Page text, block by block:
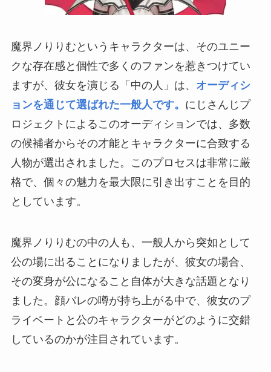
魔界ノりりむというキャラクターは、そのユニー
クな存在感と個性で多くのファンを惹きつけてい
ますが、彼女を演じる「中の人」は、 オーディシ
ョンを通じて選ばれた一般人です。 にじさんじプ
ロジェクトによるこのオーディションでは、多数
の候補者からその才能とキャラクターに合致する
人物が選出されました。このプロセスは非常に厳
格で、個々の魅力を最大限に引き出すことを目的
としています。
魔界ノりりむの中の人も、一般人から突如として
公の場に出ることになりましたが、彼女の場合、
その変身が公になること自体が大きな話題となり
ました。顔バレの噂が持ち上がる中で、彼女のプ
ライベートと公のキャラクターがどのように交錯
しているのかが注目されています。